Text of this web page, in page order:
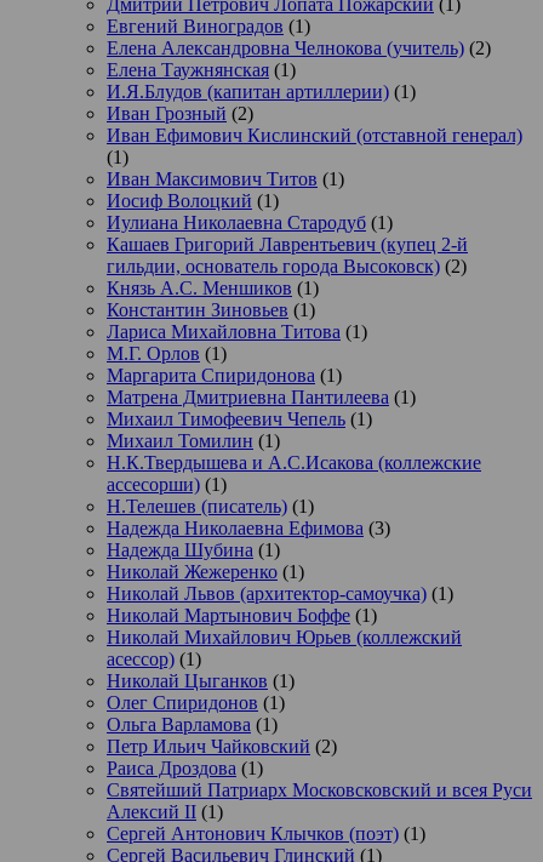
Дмитрий Петрович Лопата Пожарский (1)
Евгений Виноградов (1)
Елена Александровна Челнокова (учитель) (2)
Елена Таужнянская (1)
И.Я.Блудов (капитан артиллерии) (1)
Иван Грозный (2)
Иван Ефимович Кислинский (отставной генерал)
(1)
Иван Максимович Титов (1)
Иосиф Волоцкий (1)
Иулиана Николаевна Стародуб (1)
Кашаев Григорий Лаврентьевич (купец 2-й
гильдии, основатель города Высоковск) (2)
Князь А.С. Меншиков (1)
Константин Зиновьев (1)
Лариса Михайловна Титова (1)
М.Г. Орлов (1)
Маргарита Спиридонова (1)
Матрена Дмитриевна Пантилеева (1)
Михаил Тимофеевич Чепель (1)
Михаил Томилин (1)
Н.К.Твердышева и А.С.Исакова (коллежские
ассесорши) (1)
Н.Телешев (писатель) (1)
Надежда Николаевна Ефимова (3)
Надежда Шубина (1)
Николай Жежеренко (1)
Николай Львов (архитектор-самоучка) (1)
Николай Мартынович Боффе (1)
Николай Михайлович Юрьев (коллежский
асессор) (1)
Николай Цыганков (1)
Олег Спиридонов (1)
Ольга Варламова (1)
Петр Ильич Чайковский (2)
Раиса Дроздова (1)
Святейший Патриарх Московсковский и всея Руси
Алексий II (1)
Сергей Антонович Клычков (поэт) (1)
Сергей Васильевич Глинский (1)